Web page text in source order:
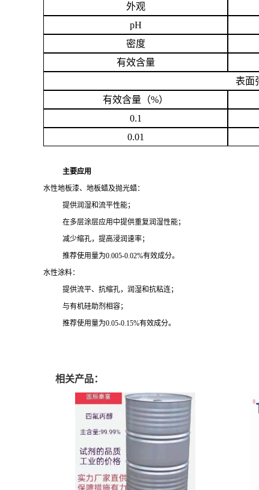
外观
pH
密度
有效含量
表面
有效含量（%）
0.1
0.01
主要应用
水性地板漆、地板蜡及抛光蜡：
提供润湿和流平性能；
在多层涂层应用中提供重复润湿性能；
减少缩孔，提高浸润速率；
推荐使用量为0.005-0.02%有效成分。
水性涂料：
提供流平、抗缩孔，润湿和抗粘连；
与有机硅助剂相容；
推荐使用量为0.05-0.15%有效成分。
相关产品：